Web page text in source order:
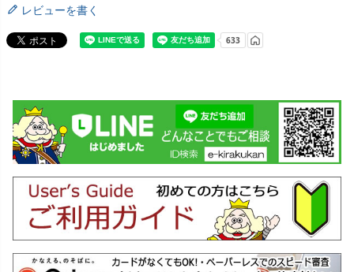
レビューを書く